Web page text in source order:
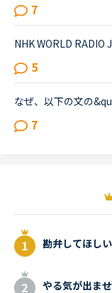
7
5
7
勘弁してほしい
やる気が出ま